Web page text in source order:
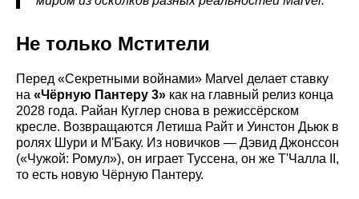
Не только Мстители
Перед «Секретными войнами» Marvel делает ставку
на «Чёрную Пантеру 3» как на главный релиз конца
2028 года. Райан Куглер снова в режиссёрском
кресле. Возвращаются Летиша Райт и Уинстон Дьюк в
ролях Шури и М'Баку. Из новичков — Дэвид Джонссон
(«Чужой: Ромул»), он играет Туссена, он же Т'Чалла II,
то есть новую Чёрную Пантеру.